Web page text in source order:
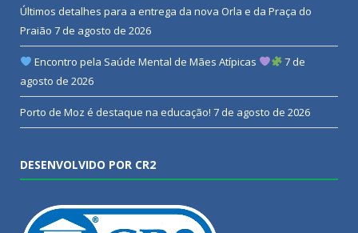
Últimos detalhes para a entrega da nova Orla e da Praça do
Praião 7 de agosto de 2026
Encontro pela Saúde Mental de Mães Atípicas
7 de
agosto de 2026
Porto de Moz é destaque na educação! 7 de agosto de 2026
DESENVOLVIDO POR CR2